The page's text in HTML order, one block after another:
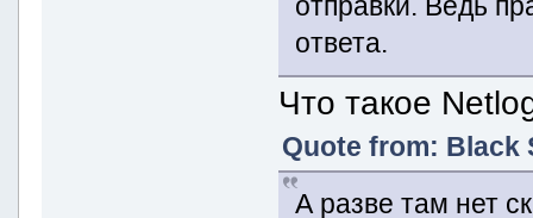
ответа.
Что такое
Quote from: Black
А разве там нет